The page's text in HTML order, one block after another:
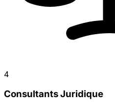
4
Consultants Juridique